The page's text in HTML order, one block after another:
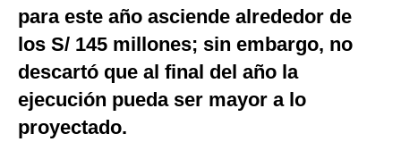
Internacional
Tecnología
Club del Suscriptor
Mix
para este año asciende alrededor de
los S/ 145 millones; sin embargo, no
descartó que al final del año la
ejecución pueda ser mayor a lo
proyectado.